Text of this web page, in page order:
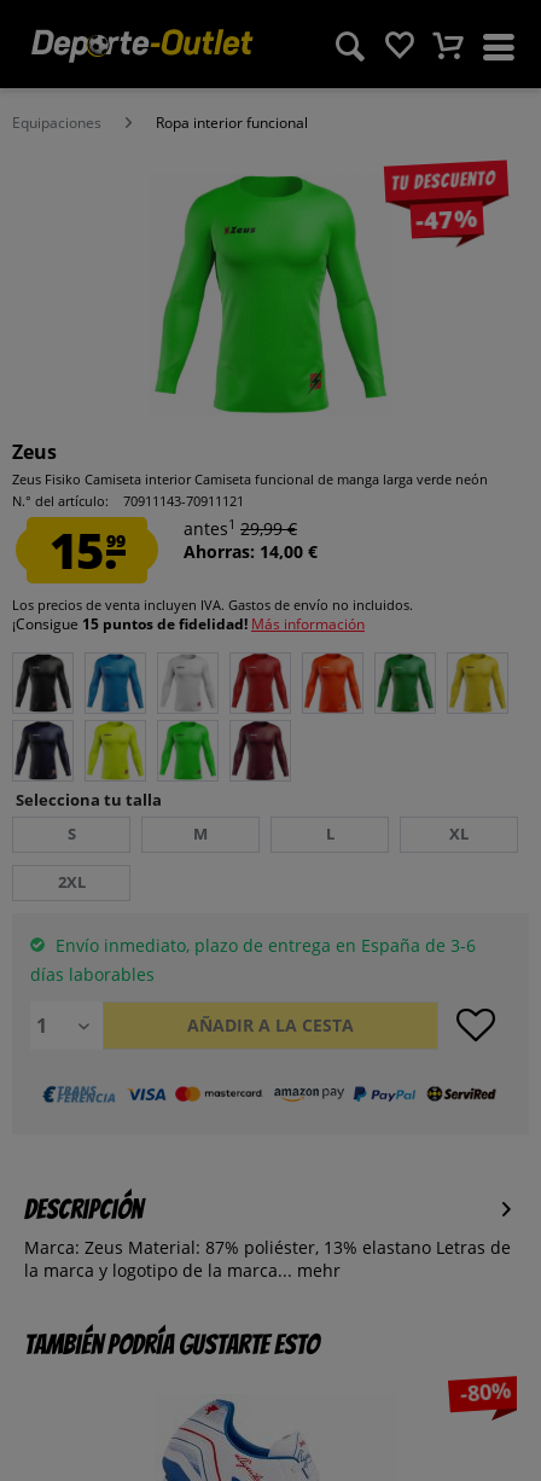
Equipaciones Ropa interior funcional
Tu descuento
-47%
Zeus
Zeus Fisiko Camiseta interior Camiseta funcional de manga larga verde neón
N.° del artículo:
70911143-70911121
15.99
antes1 29,99 €
Ahorras: 14,00 €
Los precios de venta incluyen IVA. Gastos de envío no incluidos.
¡Consigue 15 puntos de fidelidad! Más información
Selecciona tu talla
S
M L XL
2XL
Envío inmediato, plazo de entrega en España de 3-6
días laborables
AÑADIR A LA CESTA
Descripción
Marca: Zeus Material: 87% poliéster, 13% elastano Letras de
la marca y logotipo de la marca... mehr
También podría gustarte esto
-80%